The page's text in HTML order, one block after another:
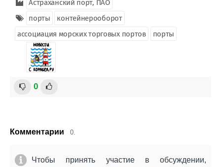
Астраханский порт, ПАО
порты
контейнерооборот
ассоциация морских торговых портов
порты
0
Комментарии 0.
Чтобы принять участие в обсуждении,